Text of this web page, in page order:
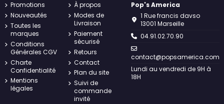
Promotions
Nouveautés
Toutes les
marques
Conditions
Générales CGV
Charte
Confidentialité
Mentions
légales
À propos
Modes de
Livraison
Paiement
sécurisé
Retours
Contact
Plan du site
Suivi de
commande
invité
Pop's America
1 Rue francis davso
13001 Marseille
04.91.02.70.90
contact@popsamerica.com
Lundi au vendredi de 9H à
18H